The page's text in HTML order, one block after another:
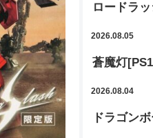
ロードラ
2026.08.05
蒼魔灯
2026.08.04
ドラゴン